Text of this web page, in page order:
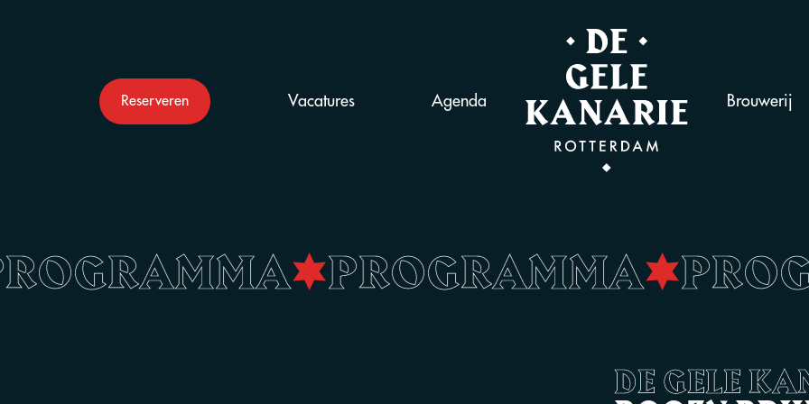
Reserveren Vacatures Agenda Brouwerij
•PROGRAMMA•
DE GELE